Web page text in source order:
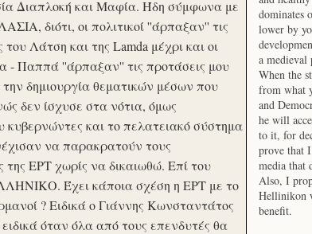
Διαπλοκή και Μαφία. Ήδη σύμφωνα με
διότι, οι πολιτικοί ''άρπαξαν'' τις
Λάτση και της Lamda μέχρι και οι
- Παππά ''άρπαξαν'' τις προτάσεις μου
δημιουργία θεματικών μέσων που
δεν ίσχυσε στα νότια, όμως
και το πελατειακό σύστημα
να παρακρατούν τους
ΕΡΤ χωρίς να δικαιωθώ. Επί του
Έχει κάποια σχέση η ΕΡΤ με το
? Ειδικά ο Γιάννης Κωνσταντάτος
όταν όλα από τους επενδυτές θα
dominates
lower by
a medieval
When the
from what
and
he will
to it, for
prove that
media that
Also, I
Hellinikon
benefit.